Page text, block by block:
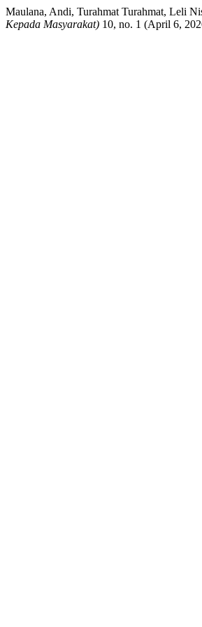
Maulana, Andi, Turahmat Turahmat, Leli
Kepada Masyarakat) 10, no. 1 (April 6,